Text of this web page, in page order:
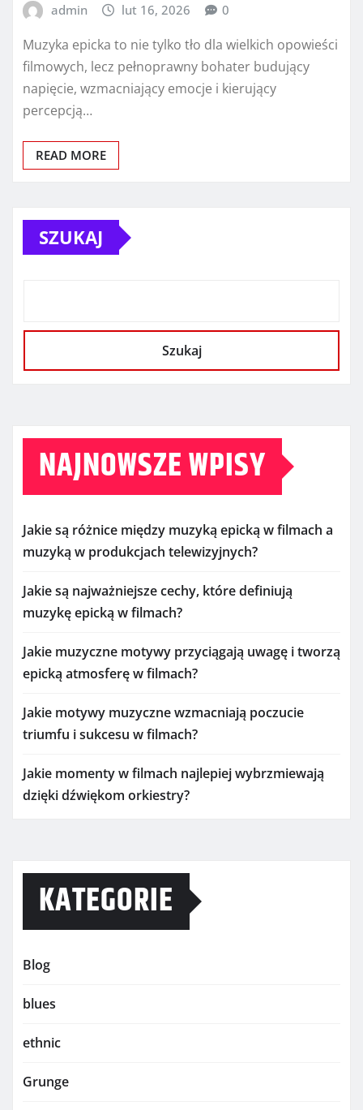
admin lut 16, 2026 0
Muzyka epicka to nie tylko tło dla wielkich opowieści
filmowych, lecz pełnoprawny bohater budujący
napięcie, wzmacniający emocje i kierujący
percepcją…
READ MORE
SZUKAJ
Szukaj
NAJNOWSZE WPISY
Jakie są różnice między muzyką epicką w filmach a
muzyką w produkcjach telewizyjnych?
Jakie są najważniejsze cechy, które definiują
muzykę epicką w filmach?
Jakie muzyczne motywy przyciągają uwagę i tworzą
epicką atmosferę w filmach?
Jakie motywy muzyczne wzmacniają poczucie
triumfu i sukcesu w filmach?
Jakie momenty w filmach najlepiej wybrzmiewają
dzięki dźwiękom orkiestry?
KATEGORIE
Blog
blues
ethnic
Grunge